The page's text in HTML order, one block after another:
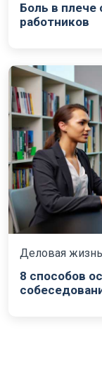
Боль в
работников
Деловая
8 способов